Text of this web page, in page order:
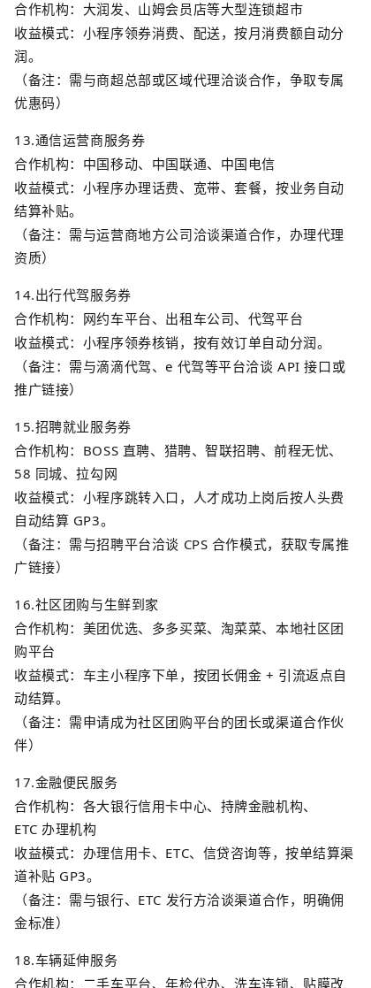
合作机构：大润发、山姆会员店等大型连锁超市
收益模式：小程序领券消费、配送，按月消费额自动分
润。
（备注：需与商超总部或区域代理洽谈合作，争取专属
优惠码）
13.通信运营商服务券
合作机构：中国移动、中国联通、中国电信
收益模式：小程序办理话费、宽带、套餐，按业务自动
结算补贴。
（备注：需与运营商地方公司洽谈渠道合作，办理代理
资质）
14.出行代驾服务券
合作机构：网约车平台、出租车公司、代驾平台
收益模式：小程序领券核销，按有效订单自动分润。
（备注：需与滴滴代驾、e 代驾等平台洽谈API接口或
推广链接）
15.招聘就业服务券
合作机构： BOSS 直聘、猎聘、智联招聘、前程无忧、
58 同城、拉勾网
收益模式：小程序跳转入口，人才成功上岗后按人头费
自动结算 GP3。
（备注：需与招聘平台洽谈 CPS 合作模式，获取专属推
广链接）
16.社区团购与生鲜到家
合作机构：美团优选、多多买菜、淘菜菜、本地社区团
购平台
收益模式：车主小程序下单，按团长佣金 + 引流返点自
动结算。
（备注：需申请成为社区团购平台的团长或渠道合作伙
伴）
17.金融便民服务
合作机构：各大银行信用卡中心、持牌金融机构、
ETC办理机构
收益模式：办理信用卡、 ETC、信贷咨询等，按单结算渠
道补贴 GP3。
（备注：需与银行、 ETC 发行方洽谈渠道合作，明确佣
金标准）
18.车辆延伸服务
合作机构：二手车平台、年检代办、洗车连锁、贴膜改